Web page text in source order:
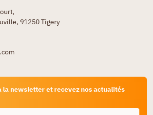
91250 Tigery
newsletter et recevez nos actualités